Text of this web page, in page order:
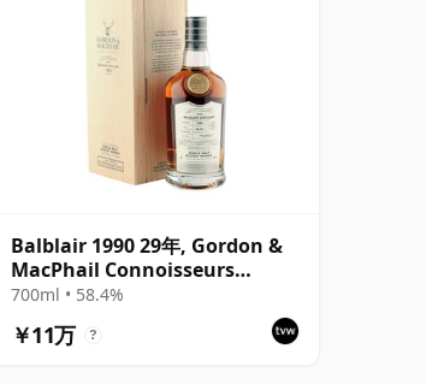
Balblair 1990 29年, Gordon &
MacPhail Connoisseurs
Choice
700ml • 58.4%
￥11万 ?